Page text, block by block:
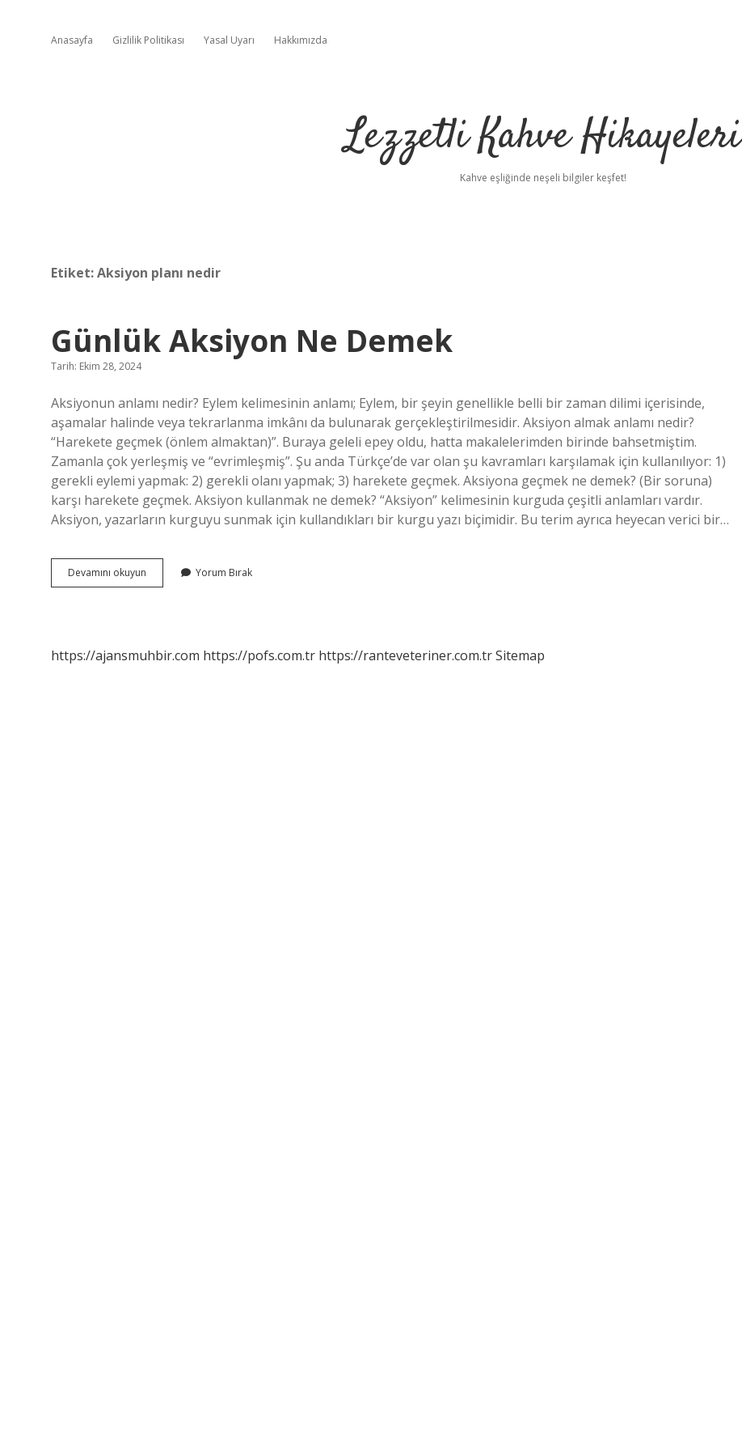
Anasayfa Gizlilik Politikası Yasal Uyarı Hakkımızda
Lezzetli Kahve Hikayeleri
Kahve eşliğinde neşeli bilgiler keşfet!
Etiket:Aksiyon planı nedir
Günlük Aksiyon Ne Demek
Tarih: Ekim 28, 2024
Aksiyonun anlamı nedir? Eylem kelimesinin anlamı; Eylem, bir şeyin genellikle belli bir zaman dilimi içerisinde,
aşamalar halinde veya tekrarlanma imkânı da bulunarak gerçekleştirilmesidir. Aksiyon almak anlamı nedir?
“Harekete geçmek (önlem almaktan)”. Buraya geleli epey oldu, hatta makalelerimden birinde bahsetmiştim.
Zamanla çok yerleşmiş ve “evrimleşmiş”. Şu anda Türkçe’de var olan şu kavramları karşılamak için kullanılıyor: 1)
gerekli eylemi yapmak: 2) gerekli olanı yapmak; 3) harekete geçmek. Aksiyona geçmek ne demek? (Bir soruna)
karşı harekete geçmek. Aksiyon kullanmak ne demek? “Aksiyon” kelimesinin kurguda çeşitli anlamları vardır.
Aksiyon, yazarların kurguyu sunmak için kullandıkları bir kurgu yazı biçimidir. Bu terim ayrıca heyecan verici bir…
Devamını okuyun
Aksiyon
Yorum Bırak
https://ajansmuhbir.com https://pofs.com.tr https://ranteveteriner.com.trSitemap